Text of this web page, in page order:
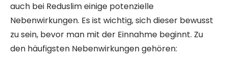
auch bei Reduslim einige potenzielle
Nebenwirkungen. Es ist wichtig, sich dieser bewusst
zu sein, bevor man mit der Einnahme beginnt. Zu
den häufigsten Nebenwirkungen gehören: